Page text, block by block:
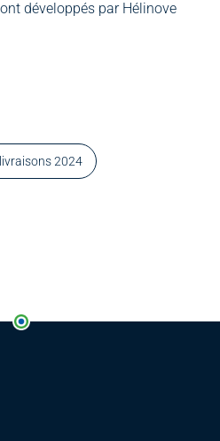
développés par Hélinove
2024